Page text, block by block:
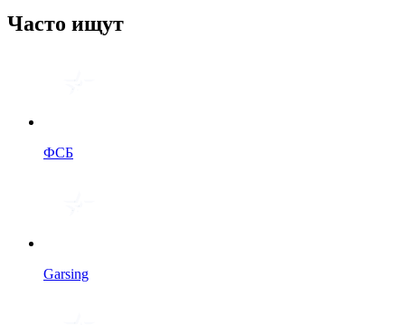
Часто ищут
ФСБ
Garsing